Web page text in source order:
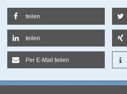
teilen
teilen
Per E-Mail teilen